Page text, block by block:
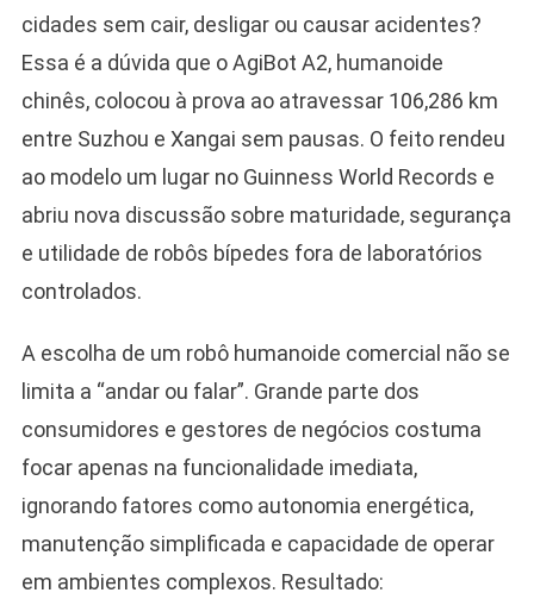
cidades sem cair, desligar ou causar acidentes?
Essa é a dúvida que o AgiBot A2, humanoide
chinês, colocou à prova ao atravessar 106,286 km
entre Suzhou e Xangai sem pausas. O feito rendeu
ao modelo um lugar no Guinness World Records e
abriu nova discussão sobre maturidade, segurança
e utilidade de robôs bípedes fora de laboratórios
controlados.
A escolha de um robô humanoide comercial não se
limita a “andar ou falar”. Grande parte dos
consumidores e gestores de negócios costuma
focar apenas na funcionalidade imediata,
ignorando fatores como autonomia energética,
manutenção simplificada e capacidade de operar
em ambientes complexos. Resultado: